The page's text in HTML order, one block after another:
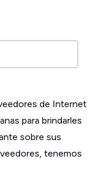
de Internet
para brindarles
sobre sus
tenemos